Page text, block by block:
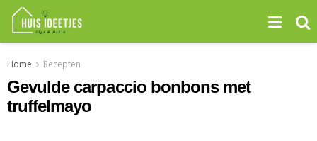
Home Recepten
Gevulde carpaccio bonbons met
truffelmayo